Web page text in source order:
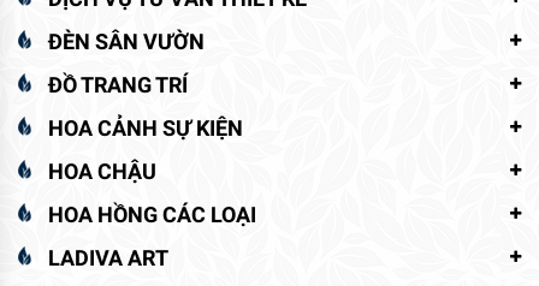
ĐÈN SÂN VƯỜN
ĐỒ TRANG TRÍ
HOA CẢNH SỰ KIỆN
HOA CHẬU
HOA HỒNG CÁC LOẠI
LADIVA ART